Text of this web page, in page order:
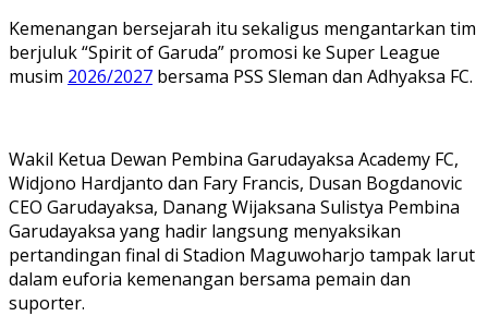
Kemenangan bersejarah itu sekaligus mengantarkan tim
berjuluk “Spirit of Garuda” promosi ke Super League
musim 2026/2027 bersama PSS Sleman dan Adhyaksa FC.
Wakil Ketua Dewan Pembina Garudayaksa Academy FC,
Widjono Hardjanto dan Fary Francis, Dusan Bogdanovic
CEO Garudayaksa, Danang Wijaksana Sulistya Pembina
Garudayaksa yang hadir langsung menyaksikan
pertandingan final di Stadion Maguwoharjo tampak larut
dalam euforia kemenangan bersama pemain dan
suporter.